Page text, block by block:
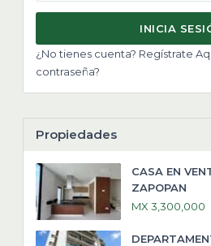
INICIA
¿No tienes cuenta? Regístrate
contraseña?
Propiedades
CASA EN
ZAPOPAN
MX 3,300,000